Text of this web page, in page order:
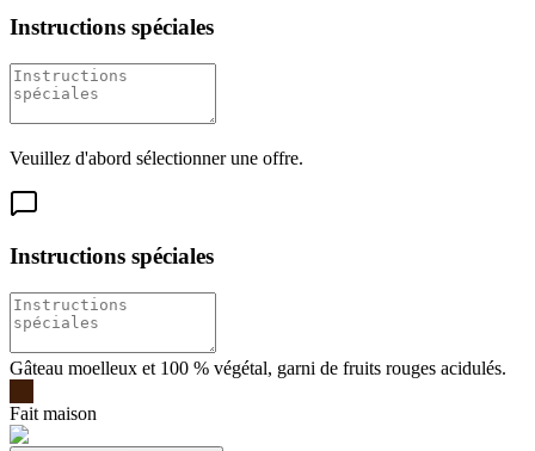
Instructions spéciales
Veuillez d'abord sélectionner une offre.
Instructions spéciales
Gâteau moelleux et 100 % végétal, garni de fruits rouges acidulés.
Fait maison